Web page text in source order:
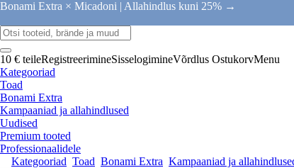
Bonami Extra × Micadoni | Allahindlus kuni 25% →
10 € teileRegistreerimineSisselogimineVõrdlus OstukorvMenu
Kategooriad
Toad
Bonami Extra
Kampaaniad ja allahindlused
Uudised
Premium tooted
Professionaalidele
Kategooriad Toad Bonami Extra Kampaaniad ja